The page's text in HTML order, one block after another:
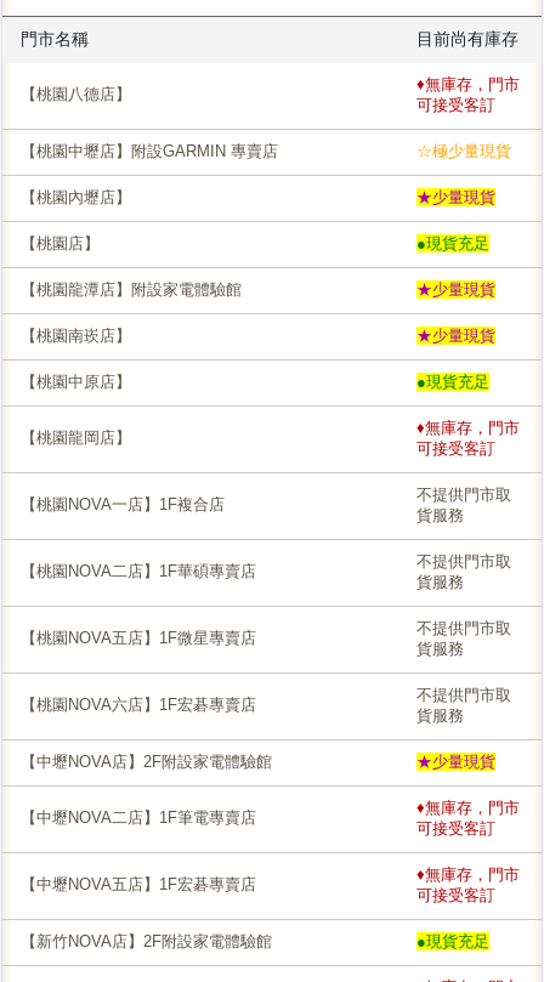
門市名稱 目前尚有庫存
【桃園八德店】
♦無庫存，門市
可接受客訂
【桃園中壢店】附設GARMIN 專賣店 ☆極少量現貨
【桃園內壢店】 ★少量現貨
【桃園店】 ●現貨充足
【桃園龍潭店】附設家電體驗館 ★少量現貨
【桃園南崁店】 ★少量現貨
【桃園中原店】 ●現貨充足
【桃園龍岡店】
♦無庫存，門市
可接受客訂
【桃園NOVA一店】1F複合店
不提供門市取
貨服務
【桃園NOVA二店】1F華碩專賣店
不提供門市取
貨服務
【桃園NOVA五店】1F微星專賣店
不提供門市取
貨服務
【桃園NOVA六店】1F宏碁專賣店
不提供門市取
貨服務
【中壢NOVA店】2F附設家電體驗館 ★少量現貨
【中壢NOVA二店】1F筆電專賣店
♦無庫存，門市
可接受客訂
【中壢NOVA五店】1F宏碁專賣店
♦無庫存，門市
可接受客訂
【新竹NOVA店】2F附設家電體驗館 ●現貨充足